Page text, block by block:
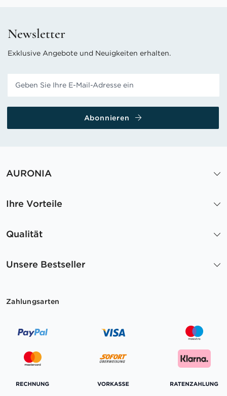
Newsletter
Exklusive Angebote und Neuigkeiten erhalten.
Abonnieren
AURONIA
Ihre Vorteile
Qualität
Unsere Bestseller
Zahlungsarten